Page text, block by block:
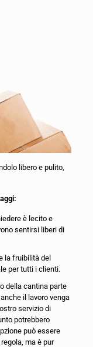
libero e pulito,
è lecito e
sentirsi liberi di
la fruibilità del
per tutti i clienti.
della cantina parte
il lavoro venga
servizio di
potrebbero
può essere
ma è pur